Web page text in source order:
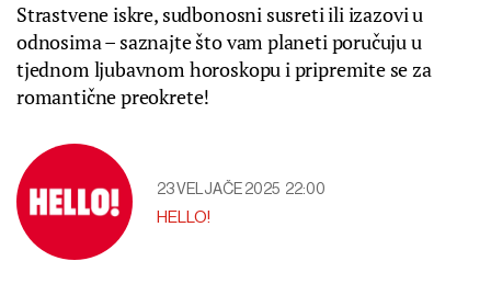
Strastvene iskre, sudbonosni susreti ili izazovi u
odnosima – saznajte što vam planeti poručuju u
tjednom ljubavnom horoskopu i pripremite se za
romantične preokrete!
23 VELJAČE 2025 22:00
HELLO!